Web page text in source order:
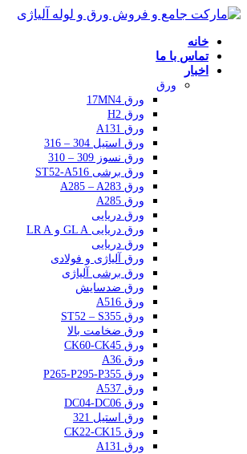
خانه
تماس با ما
اخبار
ورق
ورق 17MN4
ورق H2
ورق A131
ورق استیل 304 – 316
ورق نسوز 309 – 310
ورق برشی ST52-A516
ورق A285 – A283
ورق A285
ورق دریایی
ورق دریایی GL A و LR A
ورق دریایی
ورق آلیاژی و فولادی
ورق برشی آلیاژی
ورق ضدسایش
ورق A516
ورق ST52 – S355
ورق ضخامت بالا
ورق CK60-CK45
ورق A36
ورق P265-P295-P355
ورق A537
ورق DC04-DC06
ورق استیل 321
ورق CK22-CK15
ورق A131